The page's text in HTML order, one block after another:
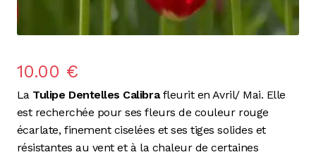
10.00 €
La Tulipe Dentelles Calibrafleurit en Avril/ Mai. Elle
est recherchée pour ses fleurs de couleur rouge
écarlate, finement ciselées et ses tiges solides et
résistantes au vent et à la chaleur de certaines